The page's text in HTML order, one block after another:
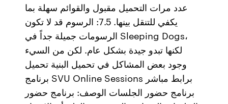
عدد مرات التحميل مقبول والقوائم سهلة بما
يكفي للتنقل بينها. 7.5: الرسوم قد لا تكون
الرسومات جميلة جداً في Sleeping Dogs،
لكنها تبدو جيدة بشكل عام. لكن من السيء
وجود بعض المشاكل في تحميل البنية تحميل
برنامج SVU Online Sessions برابط مباشر
برنامج حضور الجلسات الوصف: برنامج حضور